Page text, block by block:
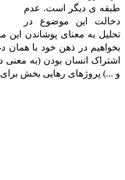
طبقه­ ی دیگر است. عدم
دخالت این موضوع در
تحلیل به معنای پوشاندن
بخواهیم در ذهن خود با
اشتراک انسان­ بودن (به
و ...) پروژه­ای رهایی­ بخش برای